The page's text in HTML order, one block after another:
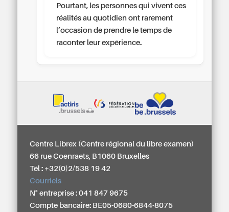
Pourtant, les personnes qui vivent ces
réalités au quotidien ont rarement
l’occasion de prendre le temps de
raconter leur expérience.
Centre Librex (Centre régional du libre examen)
66 rue Coenraets, B1060 Bruxelles
Tél : +32(0)2/538 19 42
Courriels
N° entreprise : 041 847 9675
Compte bancaire: BE05-0680-6844-8075